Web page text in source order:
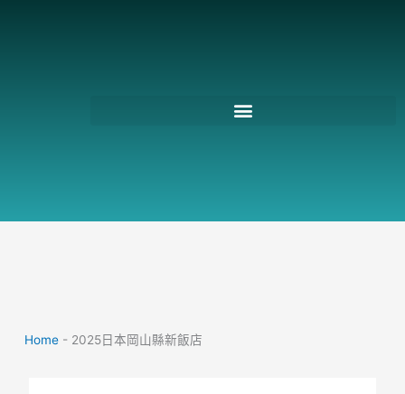
Home - 2025日本岡山縣新飯店